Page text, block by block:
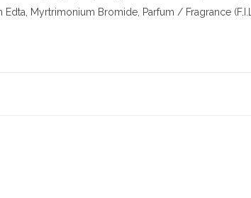
Myrtrimonium Bromide, Parfum / Fragrance (F.I.L.